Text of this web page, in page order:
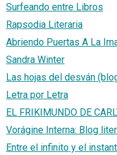
Surfeando entre Libros
Rapsodia Literaria
Abriendo Puertas A La
Sandra Winter
Las hojas del desván
Letra por Letra
EL FRIKIMUNDO DE
Vorágine Interna: Blog
Entre el infinito y el